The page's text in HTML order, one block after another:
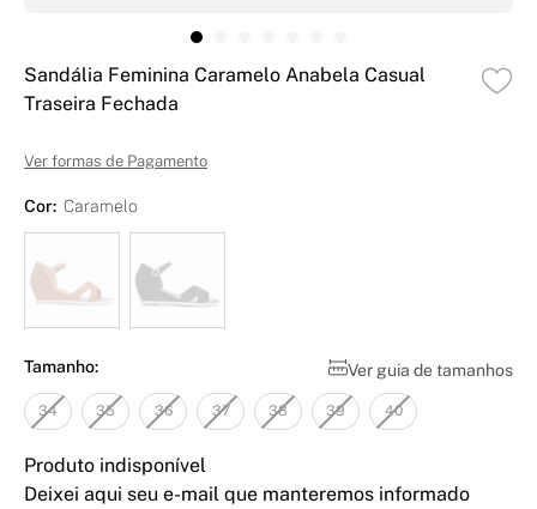
Sandália Feminina Caramelo Anabela Casual
Traseira Fechada
Ver formas de Pagamento
Cor: Caramelo
Ver guia de tamanhos
Tamanho:
34 35 36 37 38 39 40
Produto indisponível
Deixei aqui seu e-mail que manteremos informado